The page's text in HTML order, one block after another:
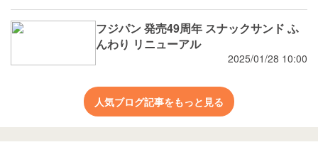
フジパン 発売49周年 スナックサンド ふ
んわり リニューアル
2025/01/28 10:00
人気ブログ記事をもっと見る